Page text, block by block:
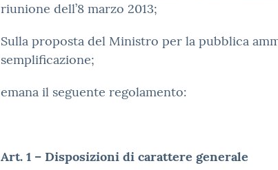
riunione dell’8 marzo 2013;
Sulla proposta del Ministro per la pubblica
semplificazione;
emana il seguente regolamento:
Art. 1 – Disposizioni di carattere generale